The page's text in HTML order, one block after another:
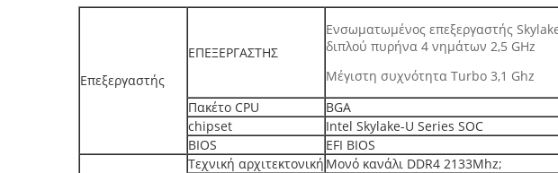
Επεξεργαστής
ΕΠΕΞΕΡΓΑΣΤΗΣ
Ενσωματωμένος επεξεργαστής
διπλού πυρήνα 4 νημάτων 2,5 GHz
Μέγιστη συχνότητα Turbo 3,1 Ghz
Πακέτο CPU
BGA
chipset
Intel Skylake-U Series SOC
BIOS
EFI BIOS
Τεχνική αρχιτεκτονική Μονό κανάλι DDR4 2133Mhz;